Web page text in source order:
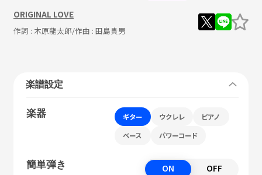
ORIGINAL LOVE
作詞 : 木原龍太郎/作曲 : 田島貴男
楽譜設定
楽器 ギター ウクレレ ピアノ
ベース パワーコード
簡単弾き ON OFF